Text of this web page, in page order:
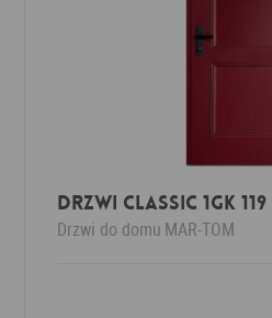
Drzwi Classic 1GK 119
Drzwi do domu MAR-TOM